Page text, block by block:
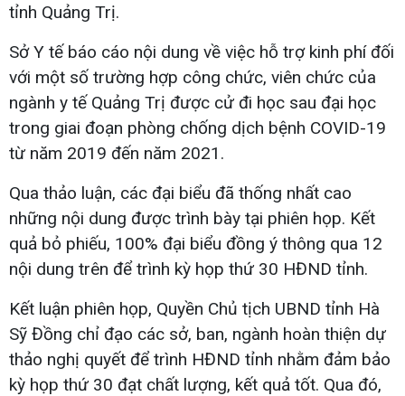
tỉnh Quảng Trị.
Sở Y tế báo cáo nội dung về việc hỗ trợ kinh phí đối
với một số trường hợp công chức, viên chức của
ngành y tế Quảng Trị được cử đi học sau đại học
trong giai đoạn phòng chống dịch bệnh COVID-19
từ năm 2019 đến năm 2021.
Qua thảo luận, các đại biểu đã thống nhất cao
những nội dung được trình bày tại phiên họp. Kết
quả bỏ phiếu, 100% đại biểu đồng ý thông qua 12
nội dung trên để trình kỳ họp thứ 30 HĐND tỉnh.
Kết luận phiên họp, Quyền Chủ tịch UBND tỉnh Hà
Sỹ Đồng chỉ đạo các sở, ban, ngành hoàn thiện dự
thảo nghị quyết để trình HĐND tỉnh nhằm đảm bảo
kỳ họp thứ 30 đạt chất lượng, kết quả tốt. Qua đó,